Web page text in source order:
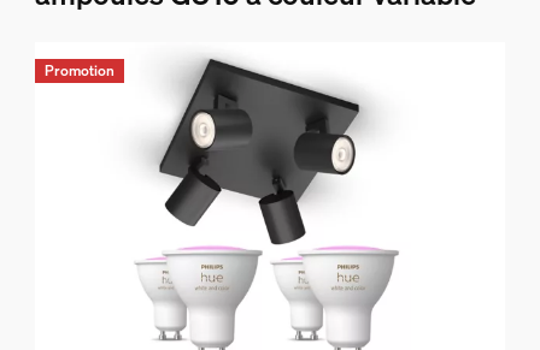
Promotion